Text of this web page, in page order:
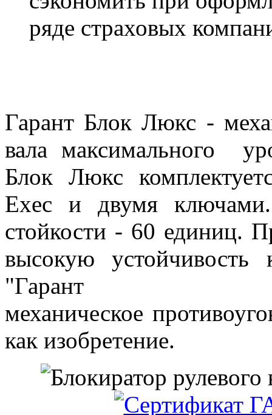
ряде страховых
Гарант Блок Люкс -
вала максимального
Блок Люкс
Exec и двумя
стойкости - 60 единиц.
высокую
механическое
как изобретение.